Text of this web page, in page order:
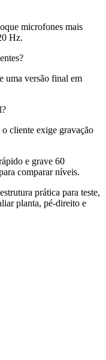
microfones mais
Hz.
uma versão final em
cliente exige gravação
e grave 60
comparar níveis.
prática para teste,
planta, pé-direito e